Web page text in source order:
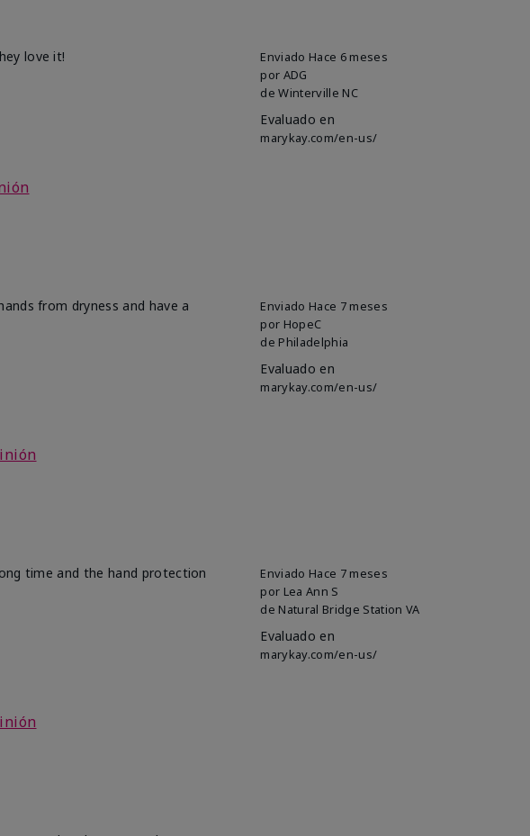
Enviado Hace 6 meses
por ADG
de Winterville NC
Evaluado en
marykay.com/en-us/
love it!
Enviado Hace 7 meses
por HopeC
de Philadelphia
Evaluado en
marykay.com/en-us/
from dryness and have a
Enviado Hace 7 meses
por Lea Ann S
de Natural Bridge Station VA
Evaluado en
marykay.com/en-us/
time and the hand protection